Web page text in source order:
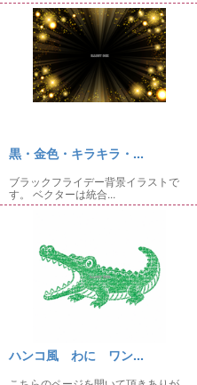
黒・金色・キラキラ・...
ブラックフライデー背景イラストで
す。 ベクターは統合...
ハンコ風 わに ワン...